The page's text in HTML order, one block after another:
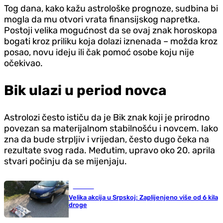
Tog dana, kako kažu astrološke prognoze, sudbina bi
mogla da mu otvori vrata finansijskog napretka.
Postoji velika mogućnost da se ovaj znak horoskopa
bogati kroz priliku koja dolazi iznenada – možda kroz
posao, novu ideju ili čak pomoć osobe koju nije
očekivao.
Bik ulazi u period novca
Astrolozi često ističu da je Bik znak koji je prirodno
povezan sa materijalnom stabilnošću i novcem. Iako
zna da bude strpljiv i vrijedan, često dugo čeka na
rezultate svog rada. Međutim, upravo oko 20. aprila
stvari počinju da se mijenjaju.
Velika akcija u Srpskoj: Zaplijenjeno više od 6 kila
droge